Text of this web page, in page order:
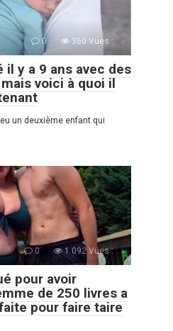
0 360 Vues :
il y a 9 ans avec des
voici à quoi il
un deuxième enfant qui
0 1 092 Vues :
pour avoir
de 250 livres a
pour faire taire